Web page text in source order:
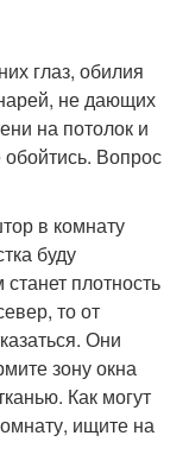
глаз, обилия
не дающих
на потолок и
Вопрос
в комнату
буду
плотность
то от
Они
зону окна
Как могут
ищите на